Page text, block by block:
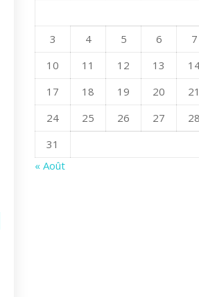
3
4 5 6 7
10
11 12 13
17
18 19 20 21
24
25 26 27 28
31
« Août